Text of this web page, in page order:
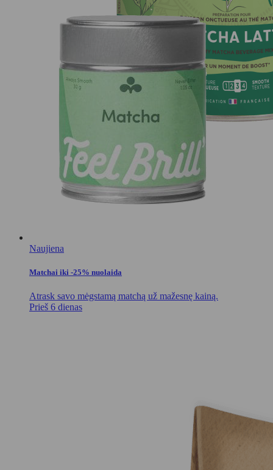
Naujiena
Matchai iki -25% nuolaida
Atrask savo mėgstamą matchą už mažesnę kainą.
Prieš 6 dienas